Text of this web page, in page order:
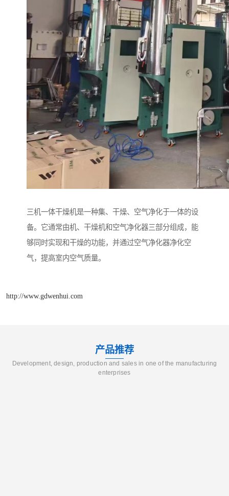
三机一体干燥机是一种集、干燥、空气净化于一体的设
备。它通常由机、干燥机和空气净化器三部分组成，能
够同时实现和干燥的功能，并通过空气净化器净化空
气，提高室内空气质量。
http://www.gdwenhui.com
产品推荐
Development, design, production and sales in one of the manufacturing
enterprises